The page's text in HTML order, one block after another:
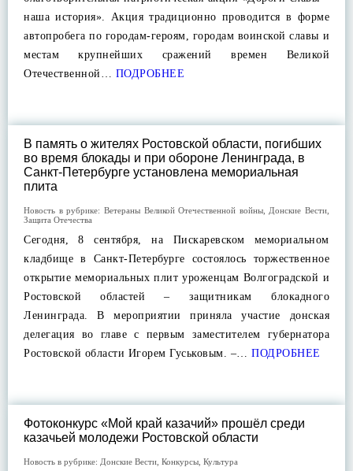
наша история». Акция традиционно проводится в форме
автопробега по городам-героям, городам воинской славы и
местам крупнейших сражений времен Великой
Отечественной… ПОДРОБНЕЕ
В память о жителях Ростовской области, погибших
во время блокады и при обороне Ленинграда, в
Санкт-Петербурге установлена мемориальная
плита
Новость в рубрике: Ветераны Великой Отечественной войны, Донские Вести
Защита Отечества
Сегодня, 8 сентября, на Пискаревском мемориальном
кладбище в Санкт-Петербурге состоялось торжественное
открытие мемориальных плит уроженцам Волгоградской и
Ростовской областей – защитникам блокадного
Ленинграда. В мероприятии приняла участие донская
делегация во главе с первым заместителем губернатора
Ростовской области Игорем Гуськовым. –… ПОДРОБНЕЕ
Фотоконкурс «Мой край казачий» прошёл среди
казачьей молодежи Ростовской области
Новость в рубрике: Донские Вести Конкурсы Культура